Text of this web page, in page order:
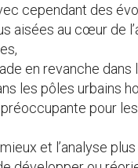
cependant des
aisées au cœur de
en revanche dans
les pôles urbains
pour
et l’analyse